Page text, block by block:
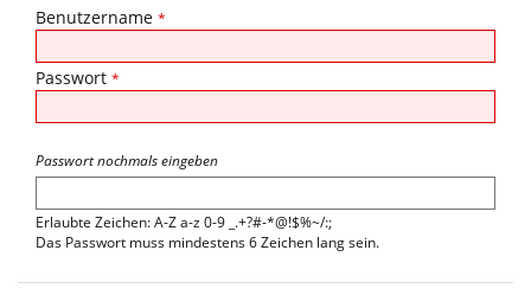
Benutzername *
Passwort *
Passwort nochmals eingeben
Erlaubte Zeichen: A-Z a-z 0-9 _.+?#-*@!$%~/:;
Das Passwort muss mindestens 6 Zeichen lang sein.